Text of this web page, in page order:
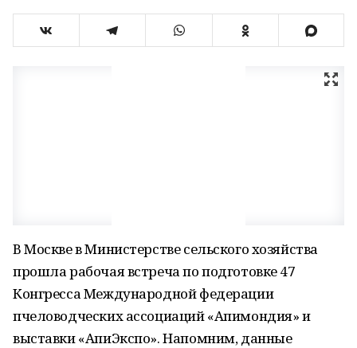
В Москве в Министерстве сельского хозяйства
прошла рабочая встреча по подготовке 47
Конгресса Международной федерации
пчеловодческих ассоциаций «Апимондия» и
выставки «АпиЭкспо». Напомним, данные